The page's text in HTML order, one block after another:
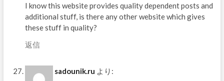
I know this website provides quality dependent posts and
additional stuff, is there any other website which gives
these stuff in quality?
返信
sadounik.ru より: